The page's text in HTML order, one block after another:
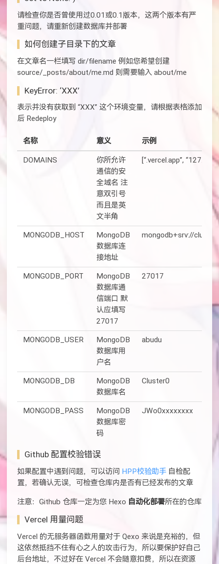
请检查你是否曾使用过0.01或0.1版本，这两个版本有严
重问题，请重新创建数据库并部署
如何创建子目录下的文章
在文章名一栏填写 dir/filename 例如您希望创建
source/_posts/about/me.md 则需要输入 about/me
KeyError: ‘XXX’
表示并没有获取到 “XXX” 这个环境变量，请根据表格添加
后 Redeploy
名称 意义 示例
DOMAINS
你所允许
通信的安
全域名 注
意双引号
而且是英
文半角
[“.vercel.app”,
MONGODB_HOST
MongoDB
数据库连
接地址
mongodb+srv://
MONGODB_PORT
MongoDB
数据库通
信端口 默
认应填写
27017
27017
MONGODB_USER
MongoDB
数据库用
户名
abudu
MONGODB_DB
MongoDB
数据库名
Cluster0
MONGODB_PASS
MongoDB
数据库密
码
JWo0xxxxxxxx
Github 配置校验错误
如果配置中遇到问题，可以访问 HPP校验助手 自检配
置，若确认无误，可检查仓库内是否有已经发布的文章
注意：Github 仓库一定为您 Hexo 自动化部署所在的仓库
Vercel 用量问题
Vercel 的无服务器函数用量对于 Qexo 来说是充裕的，但
这依然抵挡不住有心之人的攻击行为，所以要保护好自己
后台地址，不过好在 Vercel 不会随意扣费，所以在资源